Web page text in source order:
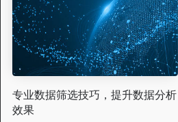
专业数据筛选技巧，提升数据分析
效果